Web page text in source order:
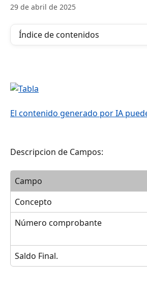
29 de abril de 2025
Índice de contenidos
Descripcion de Campos:
Campo
Concepto
Número comprobante
Saldo Final.